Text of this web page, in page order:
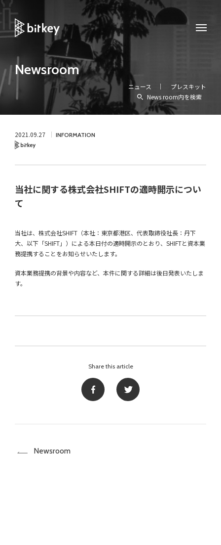
Newsroom
ニュース
プレスキット
News room内を検索
2021.09.27 INFORMATION
当社に関する株式会社SHIFTの適時開示につい
て
当社は、株式会社SHIFT（本社：東京都港区、代表取締役社長：丹下
大、以下「SHIFT」）による本日付の適時開示のとおり、SHIFTと資本業
務提携することをお知らせいたします。
資本業務提携の背景や内容など、本件に関する詳細は後日発表いたしま
す。
Share this article
Newsroom